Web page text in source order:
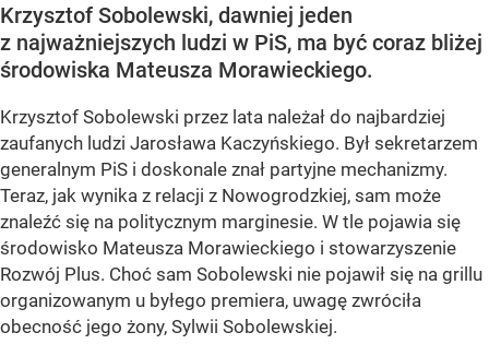
Krzysztof Sobolewski, dawniej jeden
z najważniejszych ludzi w PiS, ma być coraz bliżej
środowiska Mateusza Morawieckiego.
Krzysztof Sobolewski przez lata należał do najbardziej
zaufanych ludzi Jarosława Kaczyńskiego. Był sekretarzem
generalnym PiS i doskonale znał partyjne mechanizmy.
Teraz, jak wynika z relacji z Nowogrodzkiej, sam może
znaleźć się na politycznym marginesie. W tle pojawia się
środowisko Mateusza Morawieckiego i stowarzyszenie
Rozwój Plus. Choć sam Sobolewski nie pojawił się na grillu
organizowanym u byłego premiera, uwagę zwróciła
obecność jego żony, Sylwii Sobolewskiej.